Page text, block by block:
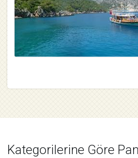
Kategorilerine Göre